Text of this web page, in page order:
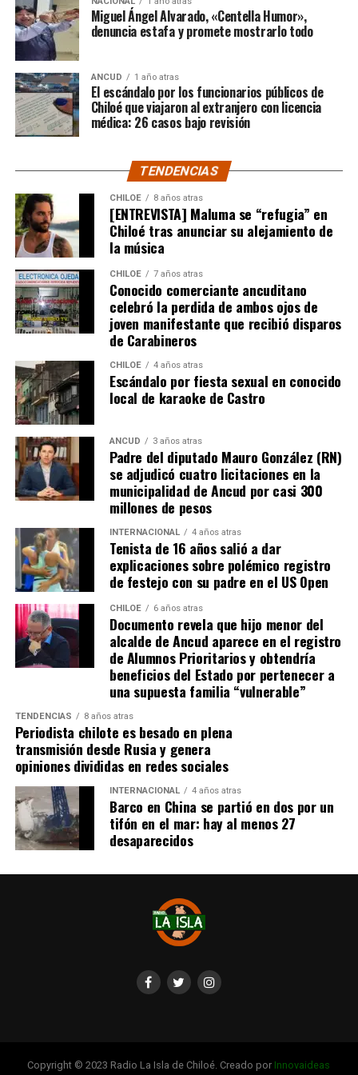
línea, y bajo ningún otro método visual.
Fuente: El Insular
suspendió por momentos debido a unabatalla campal
entre ambos planteles.
El ‘Millonario’ fue quien dominó las acciones a lo largo
del encuentro y quien generó las chances más claras,
pero no estuvo fino a la hora de convertir.
El cuadro ‘Xeneize’, por su parte, resistió hasta último
momento y solo a través de Sebastián Villa tuvo alguna
oportunidad de gol.
Tras un primer tiempo donde los locales dominaron,
Boca reaccionó en la segunda mitad para darle algo de
trabajo al portero Franco Armani
figura fue el guardametas visitante,
quien tuvo tres intervenciones notables.
River buscaba de todas las maneras abrir el marcador,
pero algo siempre se lo impedía. A los 12′ del segundo
tiempo, Nicolás De la Cruz sacó un remate tremendo de
media distancia que llevaba destino de gol, pero que
‘Chiquito’ con un manotazo salvador, mandó al córner.
Luego,Pablo Solari, exjugador de Colo Colo, definió
cruzado y la pelota pegó en el segundo palo. Era un
anticipo de lo ocurriría en los minutos finales.
A los 90+2 minutos, el juez Darío Herrera cobró penal a
favor del elenco ‘millonario’, por una falta contra el
‘Pibe’ Solari quien se anticipó a su marcador.El
colombiano Miguel Borja transformó la pena
máxima en gol
Tras el tanto del delantero ‘cafetalero’, los jugadores
visitantes arremetieron contra sus rivales
argumentando que un jugador de River(Agustín
les gritó el festejo en la cara.
Tras los incidentes,Palavecino fue expulsado en
River. En Boca, en tanto, vieron la roja
Merentiel, Ezequiel Fernández y Nicolás Valentini
Fuente:Bio Bio
Miguel Ángel Alvarado, «Centella Humor»,
denuncia estafa y promete mostrarlo todo
ANCUD 1 año atras
El escándalo por los funcionarios públicos de
Chiloé que viajaron al extranjero con licencia
médica: 26 casos bajo revisión
TENDENCIAS
CHILOE 8 años atras
[ENTREVISTA] Maluma se “refugia” en
Chiloé tras anunciar su alejamiento de
la música
CHILOE 7 años atras
Conocido comerciante ancuditano
celebró la perdida de ambos ojos de
joven manifestante que recibió disparos
de Carabineros
CHILOE 4 años atras
Escándalo por fiesta sexual en conocido
local de karaoke de Castro
ANCUD 3 años atras
Padre del diputado Mauro González (RN)
se adjudicó cuatro licitaciones en la
municipalidad de Ancud por casi 300
millones de pesos
INTERNACIONAL 4 años atras
Tenista de 16 años salió a dar
explicaciones sobre polémico registro
de festejo con su padre en el US Open
CHILOE 6 años atras
Documento revela que hijo menor del
alcalde de Ancud aparece en el registro
de Alumnos Prioritarios y obtendría
beneficios del Estado por pertenecer a
una supuesta familia “vulnerable”
TENDENCIAS 8 años atras
Periodista chilote es besado en plena
transmisión desde Rusia y genera
opiniones divididas en redes sociales
INTERNACIONAL 4 años atras
Barco en China se partió en dos por un
tifón en el mar: hay al menos 27
desaparecidos
Copyright © 2023 Radio La Isla de Chiloé. Creado por Innovaideas